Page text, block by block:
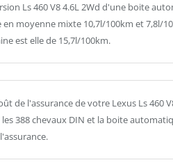
Ls 460 V8 4.6L 2Wd d'une boite
moyenne mixte 10,7l/100km et 7,8l/
est elle de 15,7l/100km.
de l'assurance de votre Lexus Ls 460
les 388 chevaux DIN et la boite